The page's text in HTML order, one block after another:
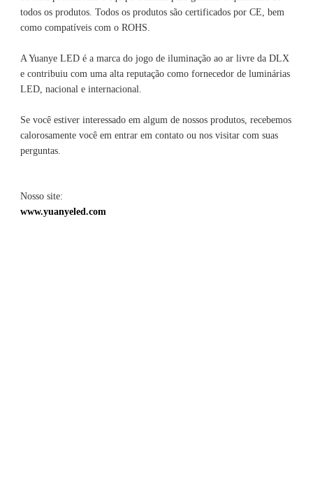
todos os produtos. Todos os produtos são certificados por CE, bem
A Yuanye LED é a marca do jogo de iluminação ao ar livre da DLX
e contribuiu com uma alta reputação como fornecedor de luminárias
Se você estiver interessado em algum de nossos produtos, recebemos
calorosamente você em entrar em contato ou nos visitar com suas
Nosso site: